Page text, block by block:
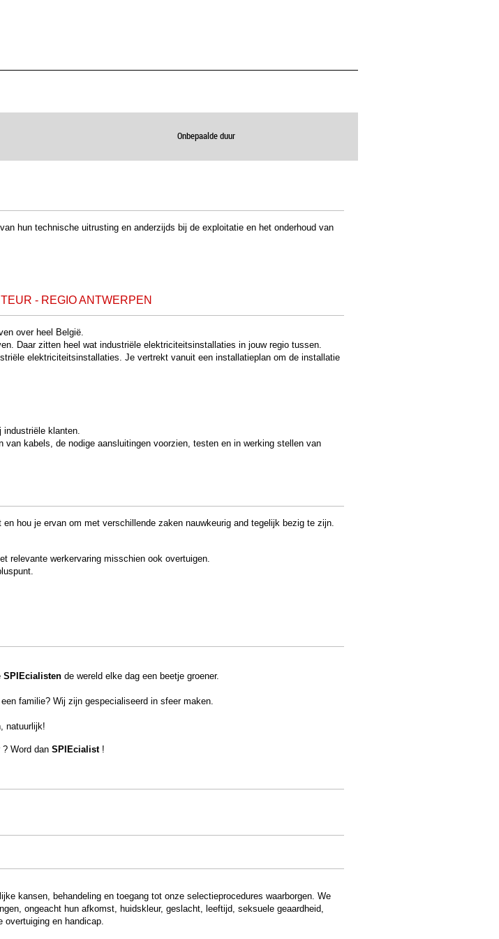
Onbepaalde duur
hun technische uitrusting en anderzijds bij de exploitatie en het onderhoud van
- REGIO ANTWERPEN
over heel België.
Daar zitten heel wat industriële elektriciteitsinstallaties in jouw regio tussen.
elektriciteitsinstallaties. Je vertrekt vanuit een installatieplan om de installatie
industriële klanten.
kabels, de nodige aansluitingen voorzien, testen en in werking stellen van
hou je ervan om met verschillende zaken nauwkeurig and tegelijk bezig te zijn.
relevante werkervaring misschien ook overtuigen.
SPIEcialisten de wereld elke dag een beetje groener.
familie? Wij zijn gespecialiseerd in sfeer maken.
natuurlijk!
Word dan SPIEcialist !
kansen, behandeling en toegang tot onze selectieprocedures waarborgen. We
ongeacht hun afkomst, huidskleur, geslacht, leeftijd, seksuele geaardheid,
overtuiging en handicap.